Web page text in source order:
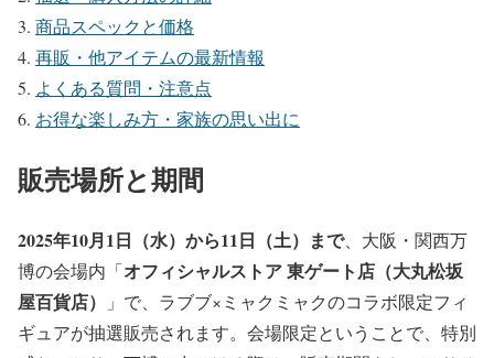
商品スペックと価格
再販・他アイテムの最新情報
よくある質問・注意点
お得な楽しみ方・家族の思い出に
販売場所と期間
2025年10月1日（水）から11日（土）まで、大阪・関西万
博の会場内「オフィシャルストア 東ゲート店（大丸松坂
屋百貨店）
」で、ラブブ×ミャクミャクのコラボ限定フィ
ギュアが抽選販売されます。会場限定ということで、特別